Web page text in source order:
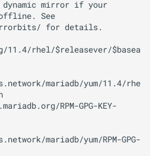
dynamic mirror if your
See
for details.
11.4/rhel/$releasever/$basea
mariadb/yum/11.4/rhe
RPM-GPG-KEY-
mariadb/yum/RPM-GPG-